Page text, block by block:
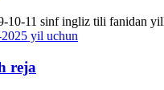
10-11 sinf ingliz tili fanidan
reja